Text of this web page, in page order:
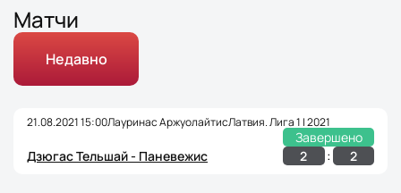
Матчи
Недавно
21.08.2021 15:00Лауринас АржуолайтисЛатвия. Лига 1 | 2021
Завершено
Дзюгас Тельшай - Паневежис
2 : 2